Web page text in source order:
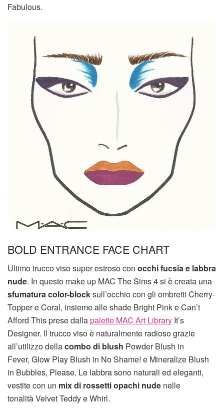
Fabulous.
BOLD ENTRANCE FACE CHART
Ultimo trucco viso super estroso con occhi fucsia e labbra
nude. In questo make up MAC The Sims 4 si è creata una
sfumatura color-blocksull’occhio con gli ombretti Cherry-
Topper e Coral, insieme alle shade Bright Pink e Can’t
Afford This prese dallapalette MAC Art Library It’s
Designer. Il trucco viso è naturalmente radioso grazie
all’utilizzo dellacombo di blush Powder Blush in
Fever, Glow Play Blush in No Shame! e Mineralize Blush
in Bubbles, Please. Le labbra sono naturali ed eleganti,
vestite con un mix di rossetti opachi nude nelle
tonalità Velvet Teddy e Whirl.